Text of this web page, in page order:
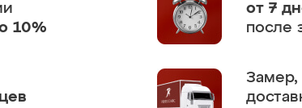
10%
от 7
после
Замер,